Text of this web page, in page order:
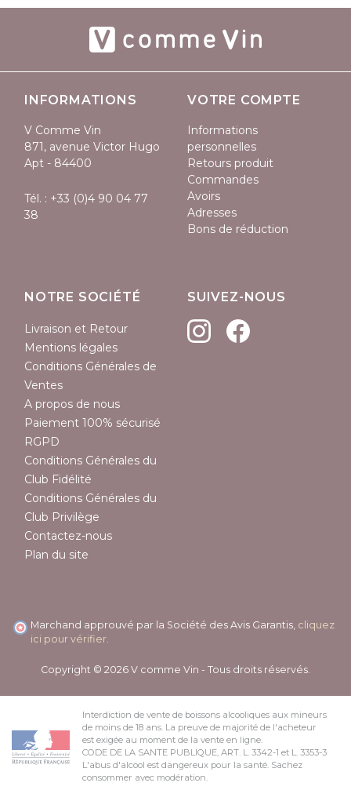
INFORMATIONS
V Comme Vin
871, avenue Victor Hugo
Apt - 84400
Tél. : +33 (0)4 90 04 77
38
VOTRE COMPTE
Informations
personnelles
Retours produit
Commandes
Avoirs
Adresses
Bons de réduction
NOTRE SOCIÉTÉ
Livraison et Retour
Mentions légales
Conditions Générales de
Ventes
A propos de nous
Paiement 100% sécurisé
RGPD
Conditions Générales du
Club Fidélité
Conditions Générales du
Club Privilège
Contactez-nous
Plan du site
SUIVEZ-NOUS
Marchand approuvé par la Société des Avis Garantis, cliquez
ici pour vérifier
Copyright © 2026 V comme Vin - Tous droits réservés.
Interdiction de vente de boissons alcooliques aux mineurs
de moins de 18 ans. La preuve de majorité de l'acheteur
est exigée au moment de la vente en ligne.
CODE DE LA SANTE PUBLIQUE, ART. L. 3342-1 et L. 3353-3
L'abus d'alcool est dangereux pour la santé. Sachez
consommer avec modération.